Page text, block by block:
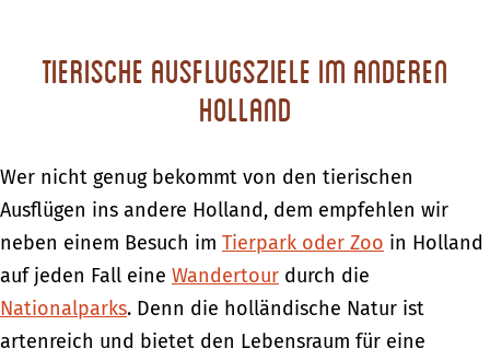
Tierische Ausflugsziele im anderen
Holland
Wer nicht genug bekommt von den tierischen
Ausflügen ins andere Holland, dem empfehlen wir
neben einem Besuch im Tierpark oder Zoo in Holland
auf jeden Fall eine Wandertour durch die
Nationalparks. Denn die holländische Natur ist
artenreich und bietet den Lebensraum für eine